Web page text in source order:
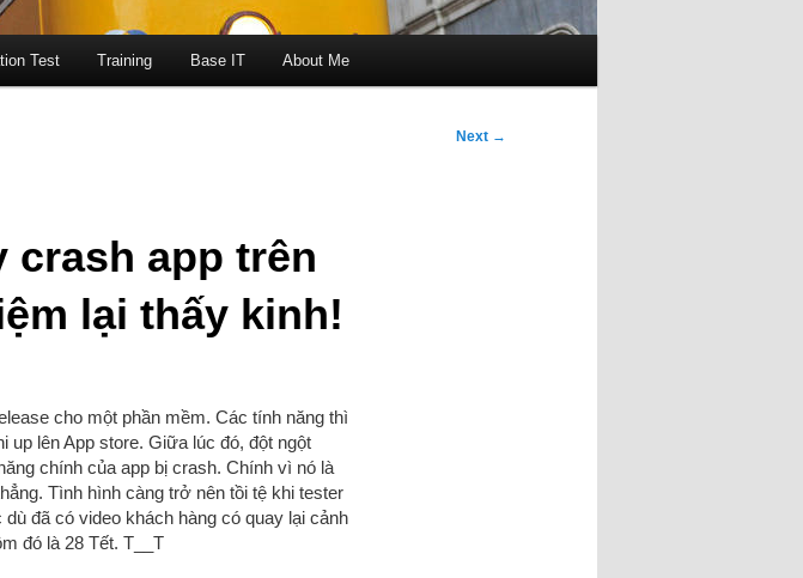
Test Training Base IT About Me
Next →
crash app trên
lại thấy kinh!
cho một phần mềm. Các tính năng thì
lên App store. Giữa lúc đó, đột ngột
chính của app bị crash. Chính vì nó là
Tình hình càng trở nên tồi tệ khi tester
đã có video khách hàng có quay lại cảnh
đó là 28 Tết. T__T